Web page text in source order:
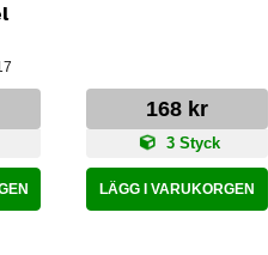
168 kr
3 Styck
LÄGG I VARUKORGEN